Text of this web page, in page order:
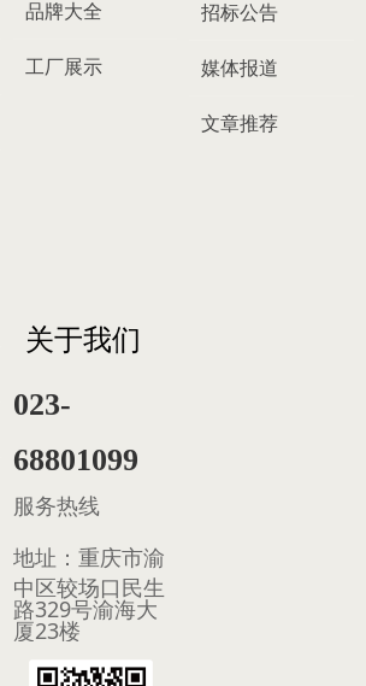
品牌大全
工厂展示
招标公告
媒体报道
文章推荐
关于我们
023-
68801099
服务热线
地址： 重庆市渝
中区较场口民生
路329号渝海大
厦23楼